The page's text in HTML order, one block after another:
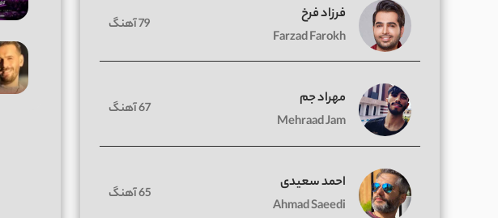
فرزاد فرخ
Farzad Farokh
79 آهنگ
مهراد جم
Mehraad Jam
67 آهنگ
احمد سعیدی
Ahmad Saeedi
65 آهنگ